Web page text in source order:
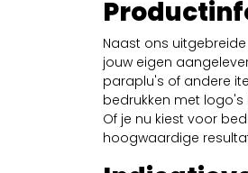
Naast ons
jouw eigen
paraplu's of andere
bedrukken met logo's
Of je nu kiest voor
hoogwaardige